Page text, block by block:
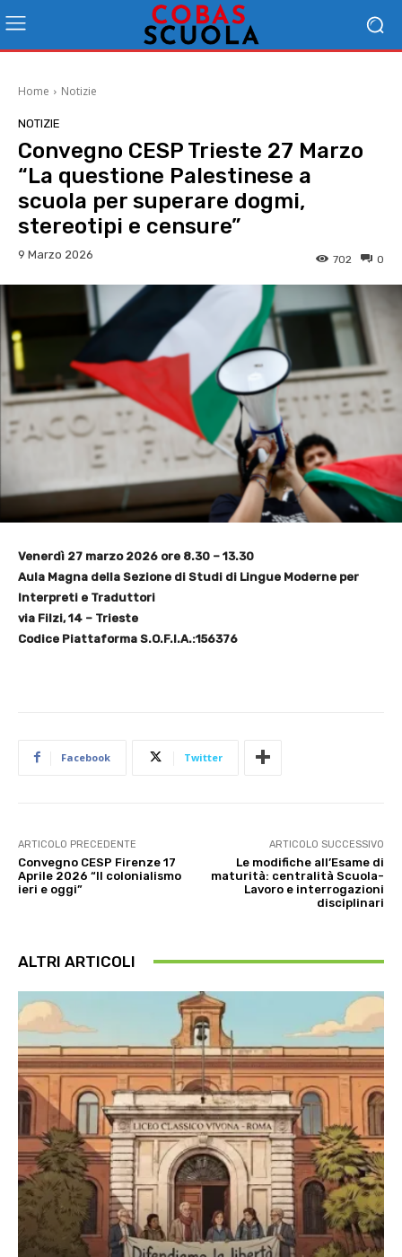
Home Notizie
NOTIZIE
Convegno CESP Trieste 27 Marzo
“La questione Palestinese a
scuola per superare dogmi,
stereotipi e censure”
9 Marzo 2026 0
702
Venerdì 27 marzo 2026 ore 8.30 – 13.30
Aula Magna della Sezione di Studi di Lingue Moderne per
Interpreti e Traduttori
via Filzi, 14 – Trieste
Codice Piattaforma S.O.F.I.A.:156376
Facebook Twitter
ARTICOLO PRECEDENTE
Convegno CESP Firenze 17
Aprile 2026 “Il colonialismo
ieri e oggi”
ARTICOLO SUCCESSIVO
Le modifiche all’Esame di
maturità: centralità Scuola-
Lavoro e interrogazioni
disciplinari
ALTRI ARTICOLI